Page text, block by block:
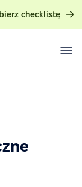
checklistę